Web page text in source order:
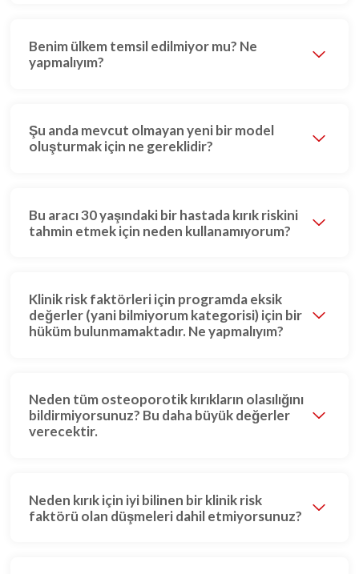
Benim ülkem temsil edilmiyor mu? Ne
yapmalıyım?
Şu anda mevcut olmayan yeni bir model
oluşturmak için ne gereklidir?
Bu aracı 30 yaşındaki bir hastada kırık riskini
tahmin etmek için neden kullanamıyorum?
Klinik risk faktörleri için programda eksik
değerler (yani bilmiyorum kategorisi) için bir
hüküm bulunmamaktadır. Ne yapmalıyım?
Neden tüm osteoporotik kırıkların olasılığını
bildirmiyorsunuz? Bu daha büyük değerler
verecektir.
Neden kırık için iyi bilinen bir klinik risk
faktörü olan düşmeleri dahil etmiyorsunuz?